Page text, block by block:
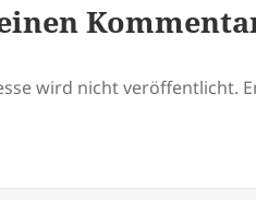
wird nicht veröffentlicht.